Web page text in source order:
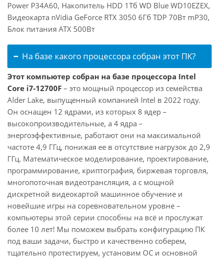
Power P34A60, Накопитель HDD 1Тб WD Blue WD10EZEX,
Видеокарта nVidia GeForce RTX 3050 6Гб TDP 70Вт mP30,
Блок питания ATX 500Вт
На базе какого процессора собран этот ПК?
Этот компьютер собран на базе процессора Intel
Core i7-12700F – это мощный процессор из семейства
Alder Lake, выпущенный компанией Intel в 2022 году.
Он оснащен 12 ядрами, из которых 8 ядер –
высокопроизводительные, а 4 ядра –
энергоэффективные, работают они на максимальной
частоте 4,9 ГГц, понижая ее в отсутствие нагрузок до 2,9
ГГц. Математическое моделирование, проектирование,
программирование, криптография, биржевая торговля,
многопоточная видеотрансляция, а с мощной
дискретной видеокартой машинное обучение и
новейшие игры на соревновательном уровне –
компьютеры этой серии способны на всё и прослужат
более 10 лет! Мы поможем выбрать конфигурацию ПК
под ваши задачи, быстро и качественно соберем,
тщательно протестируем, установим ОС и основной